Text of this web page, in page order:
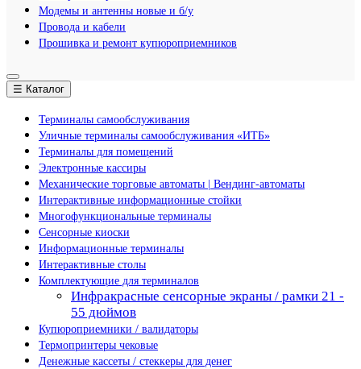
Модемы и антенны новые и б/у
Провода и кабели
Прошивка и ремонт купюроприемников
☰ Каталог
Терминалы самообслуживания
Уличные терминалы самообслуживания «ИТБ»
Терминалы для помещений
Электронные кассиры
Механические торговые автоматы | Вендинг-автоматы
Интерактивные информационные стойки
Многофункциональные терминалы
Сенсорные киоски
Информационные терминалы
Интерактивные столы
Комплектующие для терминалов
Инфракрасные сенсорные экраны / рамки 21 -
55 дюймов
Купюроприемники / валидаторы
Термопринтеры чековые
Денежные кассеты / стеккеры для денег